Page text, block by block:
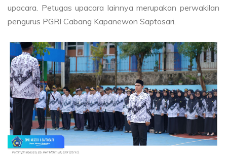
upacara. Petugas upacara lainnya merupakan perwakilan
pengurus PGRI Cabang Kapanewon Saptosari.